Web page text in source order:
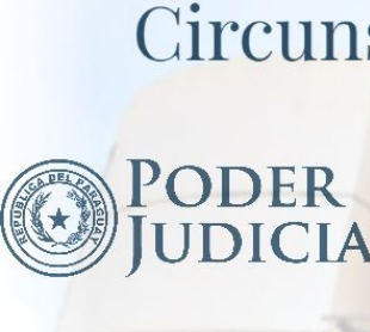
Saltar al contenido